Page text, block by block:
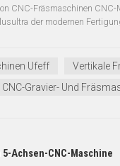
CNC-Fräsmaschinen
der modernen
Ufeff Vertikale
CNC-Gravier- Und
Achsen-CNC-Maschine